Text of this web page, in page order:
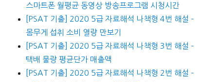
스마트폰 월평균 동영상 방송프로그램 시청시간
[PSAT 기출] 2020 5급 자료해석 나책형 4번 해설 –
몸무게 섭취 소비 열량 만보기
[PSAT 기출] 2020 5급 자료해석 나책형 3번 해설 –
택배 물량 평균단가 매출액
[PSAT 기출] 2020 5급 자료해석 나책형 2번 해설 –